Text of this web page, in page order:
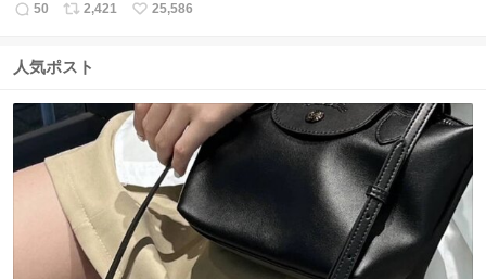
返
数
50
リ
ス
2,421
い
25,586
人気ポスト